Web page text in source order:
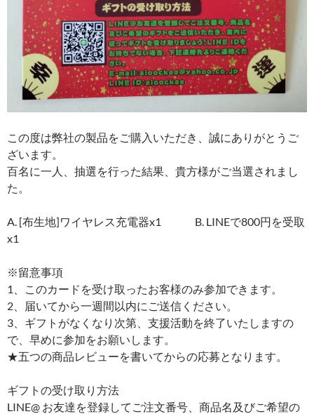
この度は弊社の製品をご購入いただき、誠にありがとうご
ざいます。
百名に一人、抽選を行った結果、貴方様がご当選されまし
た。
A. [布生地]ワイヤレス充電器x1 B. LINEで800円を受取
x1
※留意事項
1、このカードを受け取ったお客様のみ参加できます。
2、届いてから一週間以内にご送信ください。
3、ギフトがなくなり次第、支援活動を終了いたしますの
で、早めに参加をお願いします。
★五つの商品レビューを書いてからの応募となります。
ギフトの受け取り方法
LINE@ お友達を登録してご注文番号、商品名及びご希望の